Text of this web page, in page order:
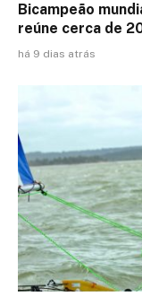
Bicampeão
reúne cerca de
há 9 dias atrás